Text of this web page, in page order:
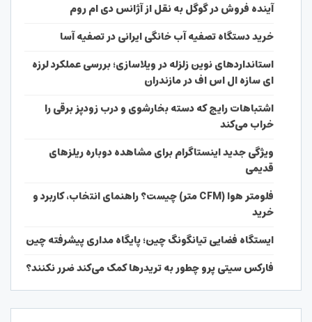
آینده فروش در گوگل به نقل از آژانس دی ام روم
خرید دستگاه تصفیه آب خانگی ایرانی در تصفیه آسا
استانداردهای نوین زلزله در ویلاسازی؛ بررسی عملکرد لرزه
ای سازه ال اس اف در مازندران
اشتباهات رایج که دسته بخارشوی و درب زودپز برقی را
خراب می‌کند
ویژگی جدید اینستاگرام برای مشاهده دوباره ریلزهای
قدیمی
فلومتر هوا (CFM متر) چیست؟ راهنمای انتخاب، کاربرد و
خرید
ایستگاه فضایی تیانگونگ چین؛ پایگاه مداری پیشرفته چین
فارکس سیتی پرو چطور به تریدرها کمک می‌کند ضرر نکنند؟